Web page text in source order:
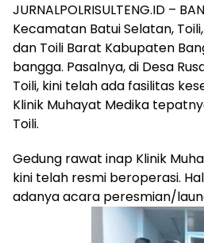
JURNALPOLRISULTENG.ID –
Kecamatan Batui Selatan,
dan Toili Barat Kabupaten
bangga. Pasalnya, di Desa
Toili, kini telah ada fasilitas
Klinik Muhayat Medika
Toili.
Gedung rawat inap Klinik
kini telah resmi beroperasi.
adanya acara peresmian/